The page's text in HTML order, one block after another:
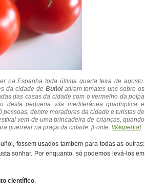
na Espanha toda última quarta feira de agosto.
da cidade de Buñolatiram tomates uns sobre os
das casas da cidade com o vermelho da polpa
desta pequena vila mediterânea quadriplica e
pessoas, dentre moradores da cidade e turistas de
vem de uma brincadeira de crianças, quando
guerrear na praça da cidade. [Fonte: Wikipedia]
fossem usados também para todas as outras:
sonhar. Por enquanto, só podemos levá-los em
científico.